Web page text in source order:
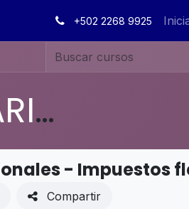
+502 2268 9925
MANUALES DE USUARIO EN ESPAÑOL ODOO 19
Compartir